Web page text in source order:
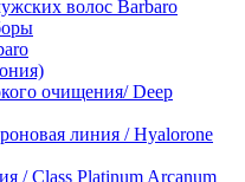
волос Barbaro
очищения/ Deep
линия / Hyalorone
/ Class Platinum Arcanum